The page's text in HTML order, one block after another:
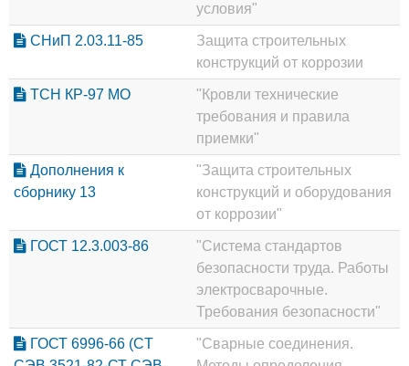
условия"
СНиП 2.03.11-85
Защита строительных
конструкций от коррозии
ТСН КР-97 МО
"Кровли технические
требования и правила
приемки"
Дополнения к
сборнику 13
"Защита строительных
конструкций и оборудования
от коррозии"
ГОСТ 12.3.003-86
"Система стандартов
безопасности труда. Работы
электросварочные.
Требования безопасности"
ГОСТ 6996-66 (CT
"Сварные соединения.